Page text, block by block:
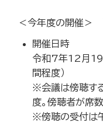
＜今年度の開催＞
開催日時
令和7年12月19
間程度）
※会議は傍聴す
度。傍聴者が席
※傍聴の受付は